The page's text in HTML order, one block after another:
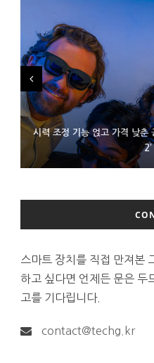
시력 조정 기능 얹고 가격 낮춘
2’
D램 부족에 10억달러어치
300~400달러 반지형
스마트 장치를 직접 만져본
하고 싶다면 언제든 문은 두
고를 기다립니다.
contact@techg.kr